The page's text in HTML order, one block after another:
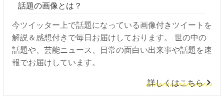
話題の画像とは？
今ツイッター上で話題になっている画像付きツイートを
解説＆感想付きで毎日お届けしております。 世の中の
話題や、芸能ニュース、日常の面白い出来事や話題を速
報でお届けしています。
詳しくはこちら